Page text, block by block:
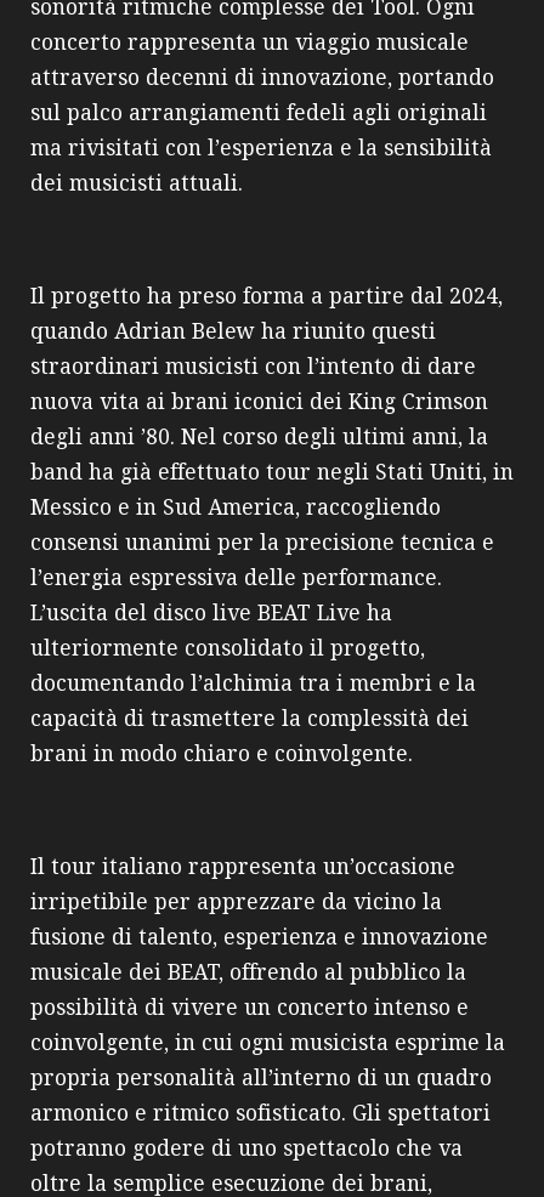
sonorità ritmiche complesse dei Tool. Ogni
concerto rappresenta un viaggio musicale
attraverso decenni di innovazione, portando
sul palco arrangiamenti fedeli agli originali
ma rivisitati con l’esperienza e la sensibilità
dei musicisti attuali.
Il progetto ha preso forma a partire dal 2024,
quando Adrian Belew ha riunito questi
straordinari musicisti con l’intento di dare
nuova vita ai brani iconici dei King Crimson
degli anni ’80. Nel corso degli ultimi anni, la
band ha già effettuato tour negli Stati Uniti, in
Messico e in Sud America, raccogliendo
consensi unanimi per la precisione tecnica e
l’energia espressiva delle performance.
L’uscita del disco live BEAT Live ha
ulteriormente consolidato il progetto,
documentando l’alchimia tra i membri e la
capacità di trasmettere la complessità dei
brani in modo chiaro e coinvolgente.
Il tour italiano rappresenta un’occasione
irripetibile per apprezzare da vicino la
fusione di talento, esperienza e innovazione
musicale dei BEAT, offrendo al pubblico la
possibilità di vivere un concerto intenso e
coinvolgente, in cui ogni musicista esprime la
propria personalità all’interno di un quadro
armonico e ritmico sofisticato. Gli spettatori
potranno godere di uno spettacolo che va
oltre la semplice esecuzione dei brani,